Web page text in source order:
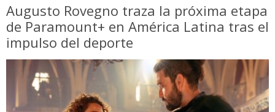
Augusto Rovegno traza la próxima etapa
de Paramount+ en América Latina tras el
impulso del deporte